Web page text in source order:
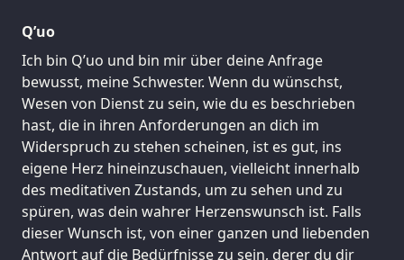
Q’uo
Ich bin Q’uo und bin mir über deine Anfrage
bewusst, meine Schwester. Wenn du wünschst,
Wesen von Dienst zu sein, wie du es beschrieben
hast, die in ihren Anforderungen an dich im
Widerspruch zu stehen scheinen, ist es gut, ins
eigene Herz hineinzuschauen, vielleicht innerhalb
des meditativen Zustands, um zu sehen und zu
spüren, was dein wahrer Herzenswunsch ist. Falls
dieser Wunsch ist, von einer ganzen und liebenden
Antwort auf die Bedürfnisse zu sein, derer du dir